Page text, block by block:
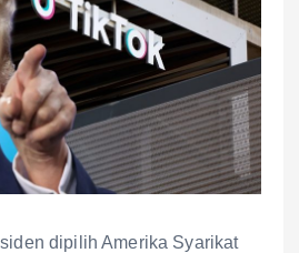
dipilih Amerika Syarikat